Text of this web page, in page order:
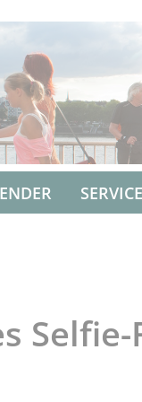
SERVICE
Selfie-